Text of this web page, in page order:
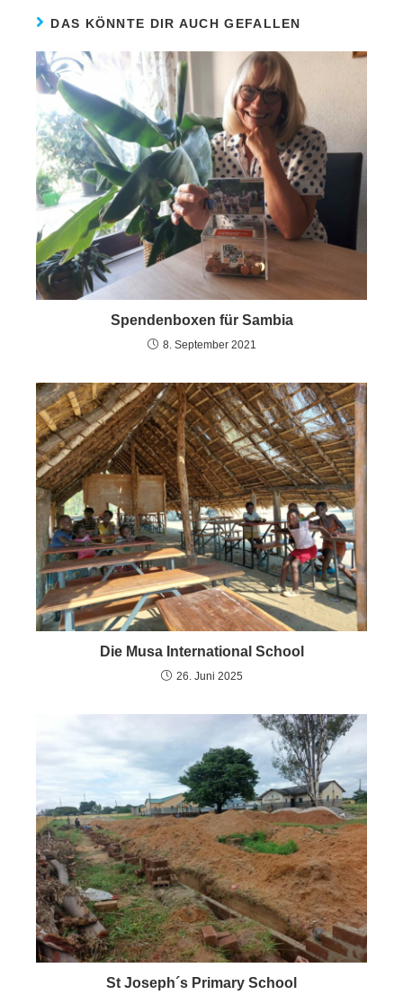
DAS KÖNNTE DIR AUCH GEFALLEN
Spendenboxen für Sambia
8. September 2021
Die Musa International School
26. Juni 2025
St Joseph´s Primary School